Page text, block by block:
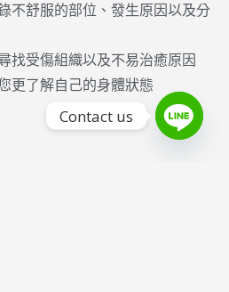
不舒服的部位、發生原因以及分
找受傷組織以及不易治癒原因
更了解自己的身體狀態
Contact us